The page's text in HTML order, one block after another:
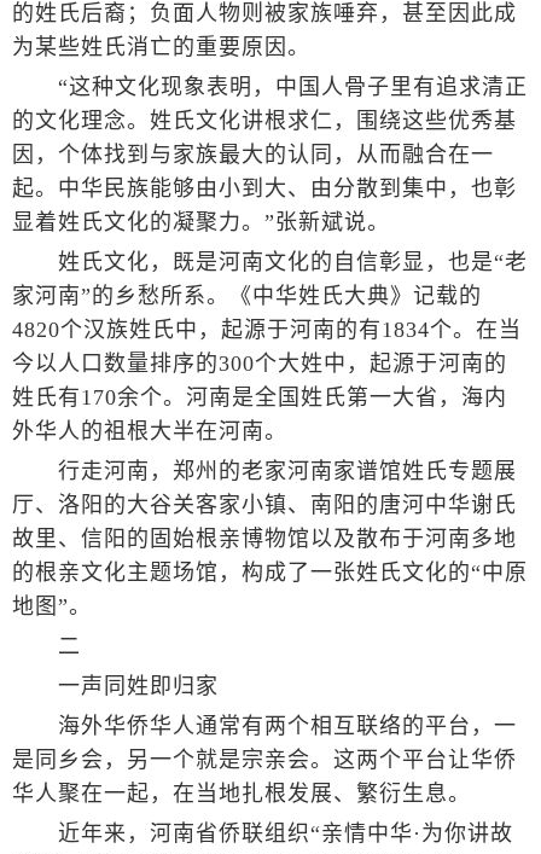
的姓氏后裔；负面人物则被家族唾弃，甚至因此成
为某些姓氏消亡的重要原因。
“这种文化现象表明，中国人骨子里有追求清正
的文化理念。姓氏文化讲根求仁，围绕这些优秀基
因，个体找到与家族最大的认同，从而融合在一
起。中华民族能够由小到大、由分散到集中，也彰
显着姓氏文化的凝聚力。”张新斌说。
姓氏文化，既是河南文化的自信彰显，也是“老
家河南”的乡愁所系。《中华姓氏大典》记载的
4820个汉族姓氏中，起源于河南的有1834个。在当
今以人口数量排序的300个大姓中，起源于河南的
姓氏有170余个。河南是全国姓氏第一大省，海内
外华人的祖根大半在河南。
行走河南，郑州的老家河南家谱馆姓氏专题展
厅、洛阳的大谷关客家小镇、南阳的唐河中华谢氏
故里、信阳的固始根亲博物馆以及散布于河南多地
的根亲文化主题场馆，构成了一张姓氏文化的“中原
地图”。
二
一声同姓即归家
海外华侨华人通常有两个相互联络的平台，一
是同乡会，另一个就是宗亲会。这两个平台让华侨
华人聚在一起，在当地扎根发展、繁衍生息。
近年来，河南省侨联组织“亲情中华·为你讲故